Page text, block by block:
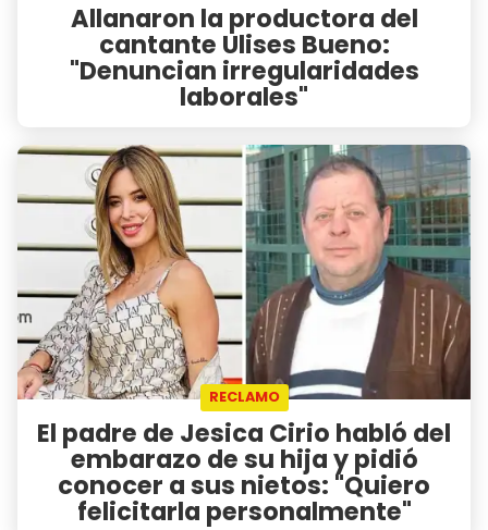
Allanaron la productora del
cantante Ulises Bueno:
"Denuncian irregularidades
laborales"
RECLAMO
El padre de Jesica Cirio habló del
embarazo de su hija y pidió
conocer a sus nietos: "Quiero
felicitarla personalmente"